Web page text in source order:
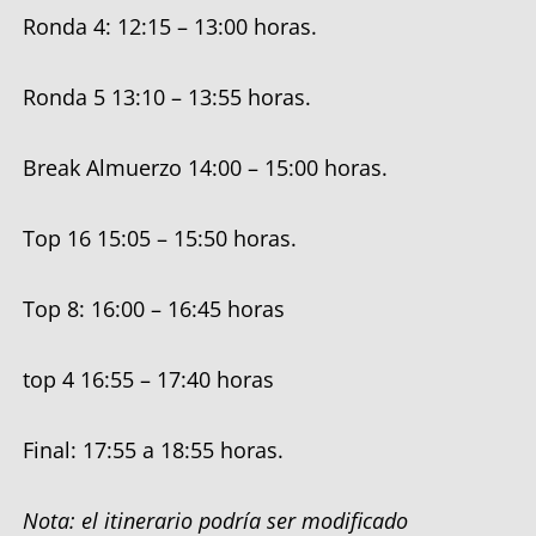
Ronda 4: 12:15 – 13:00 horas.
Ronda 5 13:10 – 13:55 horas.
Break Almuerzo 14:00 – 15:00 horas.
Top 16 15:05 – 15:50 horas.
Top 8: 16:00 – 16:45 horas
top 4 16:55 – 17:40 horas
Final: 17:55 a 18:55 horas.
Nota: el itinerario podría ser modificado